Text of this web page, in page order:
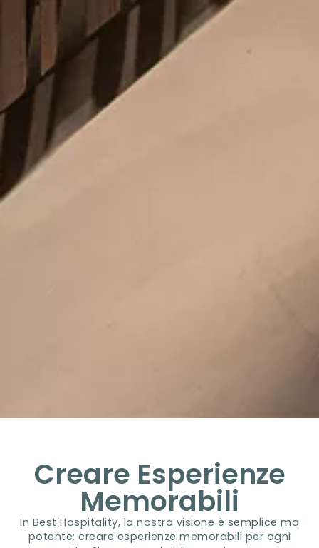
Creare Esperienze
Memorabili
In Best Hospitality, la nostra visione è semplice ma
potente: creare esperienze memorabili per ogni